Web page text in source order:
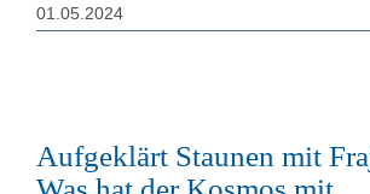
01.05.2024
Aufgeklärt Staunen mit